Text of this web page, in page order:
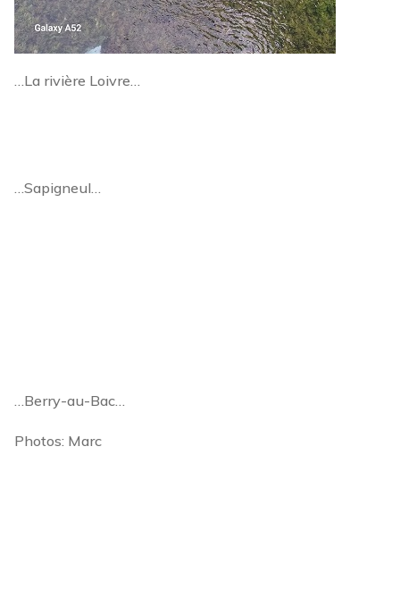
…La rivière Loivre…
…Sapigneul…
…Berry-au-Bac…
Photos: Marc